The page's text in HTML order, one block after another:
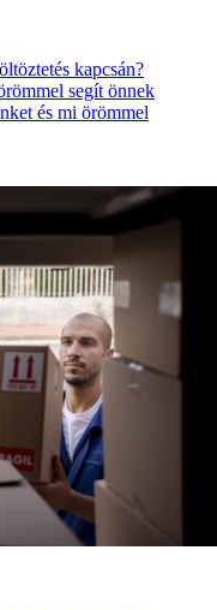
kapcsán?
segít önnek
és mi örömmel